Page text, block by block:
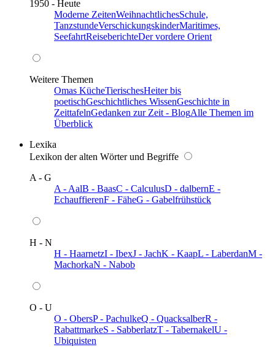
1950 - Heute
Moderne ZeitenWeihnachtlichesSchule,
TanzstundeVerschickungskinderMaritimes,
SeefahrtReiseberichteDer vordere Orient
Weitere Themen
Omas KücheTierischesHeiter bis
poetischGeschichtliches WissenGeschichte in
ZeittafelnGedanken zur Zeit - BlogAlle Themen im
Überblick
Lexika
Lexikon der alten Wörter und Begriffe
A - G
A - AalB - BaasC - CalculusD - dalbernE -
EchauffierenF - FäheG - Gabelfrühstück
H - N
H - HaarnetzI - IbexJ - JachK - KaapL - LaberdanM -
MachorkaN - Nabob
O - U
O - ObersP - PachulkeQ - QuacksalberR -
RabattmarkeS - SabberlatzT - TabernakelU -
Ubiquisten